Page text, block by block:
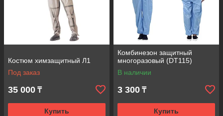
Костюм химзащитный Л1
Под заказ
35 000 ₸
Купить
Комбинезон защитный
многоразовый (DT115)
В наличии
3 300 ₸
Купить